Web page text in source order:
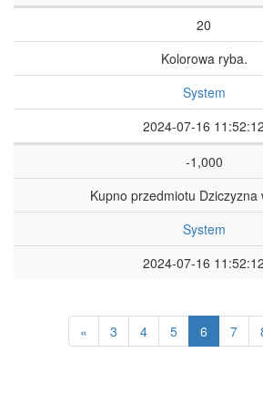
20
Kolorowa ryba.
System
2024-07-16 11:52:12
-1,000
Kupno przedmiotu Dziczyzna
System
2024-07-16 11:52:12
« 3 4 5 6 7